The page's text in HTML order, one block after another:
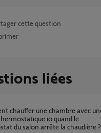
cette question
liées
io quand le
du salon arrête la chaudière ?